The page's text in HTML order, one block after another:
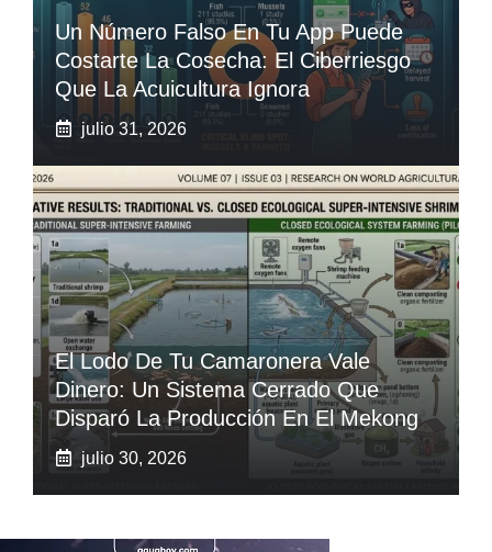
Un Número Falso En Tu App Puede
Costarte La Cosecha: El Ciberriesgo
Que La Acuicultura Ignora
julio 31, 2026
El Lodo De Tu Camaronera Vale
Dinero: Un Sistema Cerrado Que
Disparó La Producción En El Mekong
julio 30, 2026